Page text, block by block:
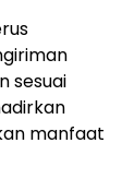
sesuai
manfaat